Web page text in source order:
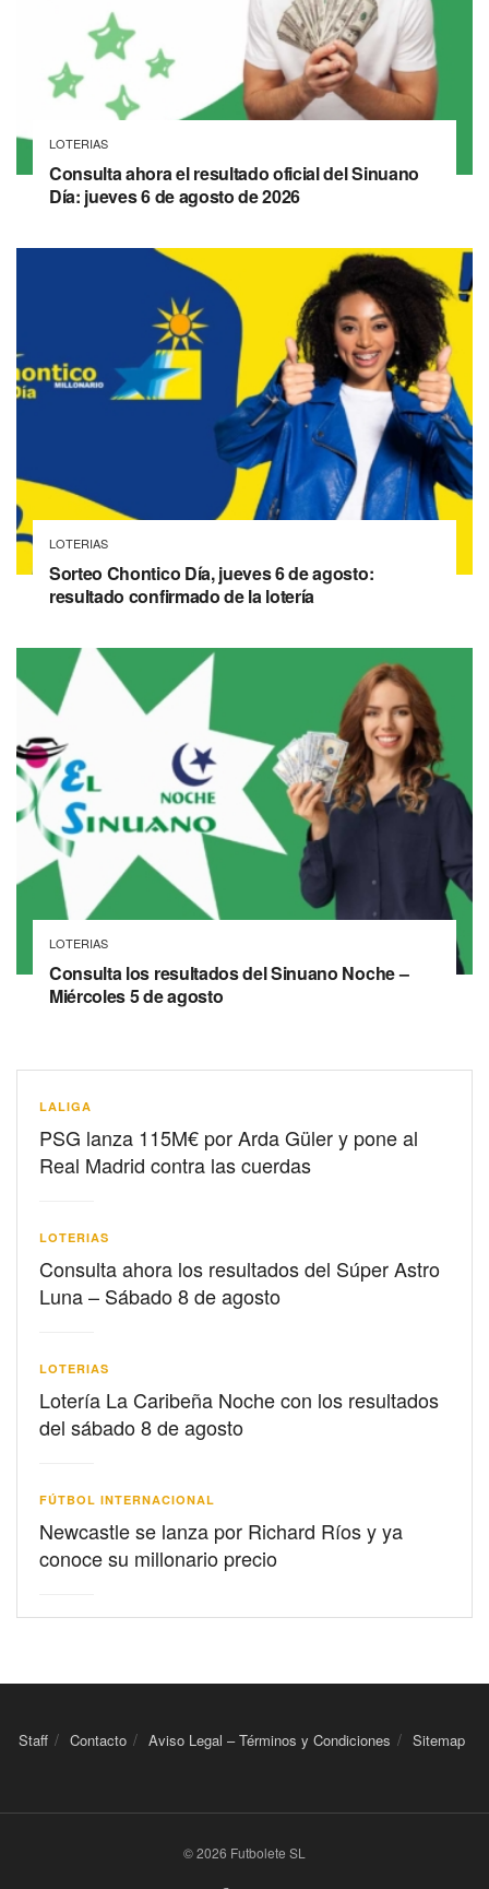
LOTERIAS
Consulta ahora el resultado oficial del Sinuano
Día: jueves 6 de agosto de 2026
LOTERIAS
Sorteo Chontico Día, jueves 6 de agosto:
resultado confirmado de la lotería
LOTERIAS
Consulta los resultados del Sinuano Noche –
Miércoles 5 de agosto
LALIGA
PSG lanza 115M€ por Arda Güler y pone al
Real Madrid contra las cuerdas
LOTERIAS
Consulta ahora los resultados del Súper Astro
Luna – Sábado 8 de agosto
LOTERIAS
Lotería La Caribeña Noche con los resultados
del sábado 8 de agosto
FÚTBOL INTERNACIONAL
Newcastle se lanza por Richard Ríos y ya
conoce su millonario precio
Staff Contacto Aviso Legal – Términos y Condiciones Sitemap
© 2026 Futbolete SL